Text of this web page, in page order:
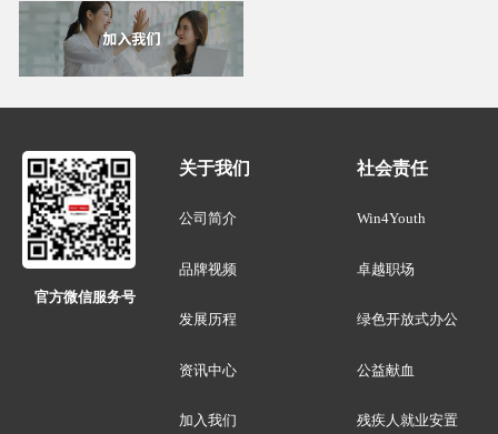
关于我们
公司简介
品牌视频
发展历程
资讯中心
加入我们
社会责任
Win4Youth
卓越职场
绿色开放式办公
公益献血
残疾人就业安置
官方微信服务号